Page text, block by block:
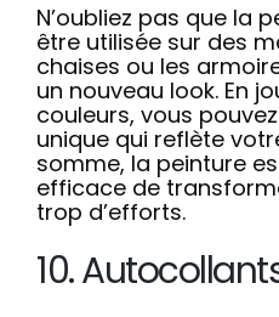
N’oubliez pas que la
être utilisée sur des
chaises ou les
un nouveau look. En
couleurs, vous
unique qui reflète
somme, la peinture
efficace de
trop d’efforts.
10.